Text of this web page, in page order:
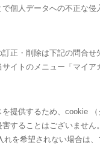
個人データへの不正な
正・削除は下記の問合せ
イトのメニュー「マイア
提供するため、cookie
することはございません。
を希望されない場合は